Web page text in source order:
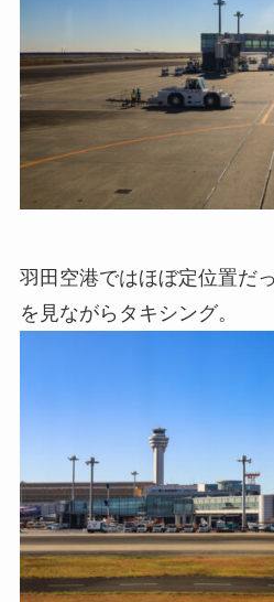
羽田空港ではほぼ定位置だ
を見ながらタキシング。